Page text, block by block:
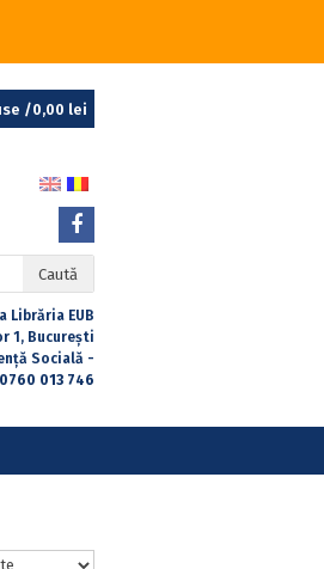
/0,00 lei
Caută
EUB
1, București
Socială -
013 746